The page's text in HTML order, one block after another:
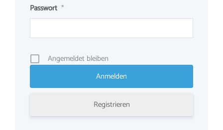
Passwort *
Angemeldet bleiben
Registrieren